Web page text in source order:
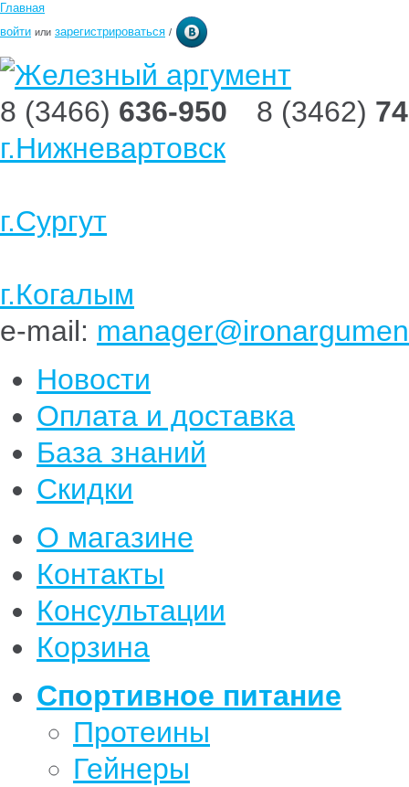
Главная
войти или зарегистрироваться /
8 (3466) 636-950 8 (3462)
г.Нижневартовск
г.Сургут
г.Когалым
e-mail:
Новости
Оплата и доставка
База знаний
Скидки
О магазине
Контакты
Консультации
Корзина
Спортивное питание
Протеины
Гейнеры